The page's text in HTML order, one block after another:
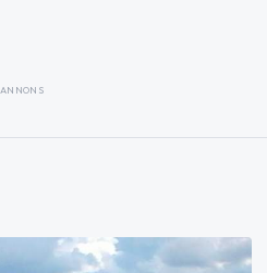
ANNONS